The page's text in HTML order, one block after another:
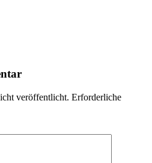
veröffentlicht. Erforderliche